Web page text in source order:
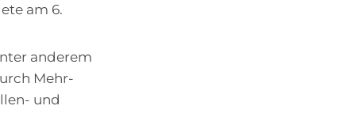
am 6.
anderem
Mehr-
und